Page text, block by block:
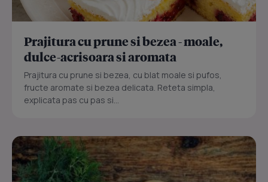
Prajitura cu prune si bezea - moale,
dulce-acrisoara si aromata
Prajitura cu prune si bezea, cu blat moale si pufos,
fructe aromate si bezea delicata. Reteta simpla,
explicata pas cu pas si...